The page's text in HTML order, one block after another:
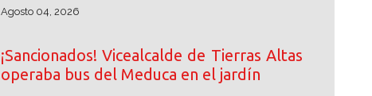
Agosto 04, 2026
¡Sancionados! Vicealcalde de Tierras Altas
operaba bus del Meduca en el jardín